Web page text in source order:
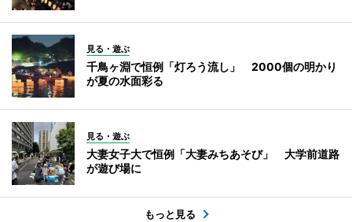
見る・遊ぶ
千鳥ヶ淵で恒例「灯ろう流し」 2000個の明かり
が夏の水面彩る
見る・遊ぶ
大妻女子大で恒例「大妻みちあそび」 大学前道路
が遊び場に
もっと見る